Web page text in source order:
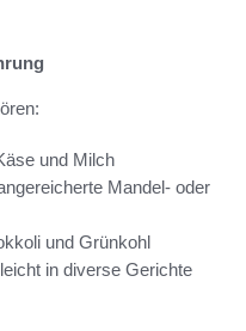
und Milch
Mandel- oder
und Grünkohl
in diverse Gerichte